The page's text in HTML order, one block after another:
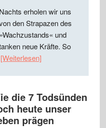
Nachts erholen wir uns
den Strapazen des
»Wachzustands« und
neue Kräfte. So
[Weiterlesen]
die 7 Todsünden
heute unser
prägen